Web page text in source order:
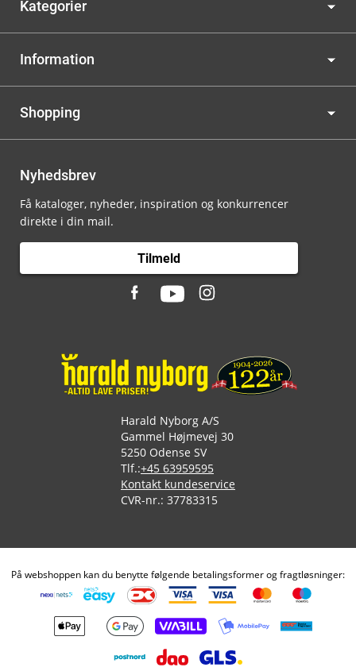
Kategorier
Information
Shopping
Nyhedsbrev
Få kataloger, nyheder, inspiration og konkurrencer
direkte i din mail.
Tilmeld
Harald Nyborg A/S
Gammel Højmevej 30
5250 Odense SV
Tlf.:+45 63959595
Kontakt kundeservice
CVR-nr.: 37783315
På webshoppen kan du benytte følgende betalingsformer og fragtløsninger: